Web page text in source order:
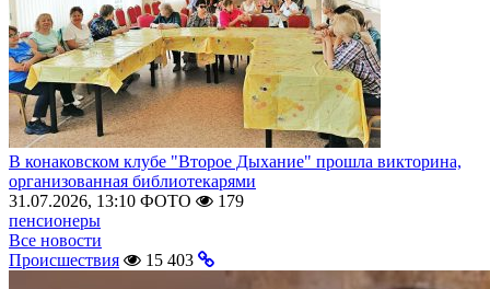
В конаковском клубе "Второе Дыхание" прошла викторина,
организованная библиотекарями
31.07.2026, 13:10 ФОТО
179
пенсионеры
Все новости
Происшествия
15 403